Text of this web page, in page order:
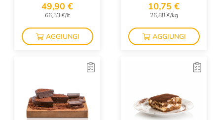
49,90 €
66,53 €/lt
AGGIUNGI
10,75 €
26,88 €/kg
AGGIUNGI